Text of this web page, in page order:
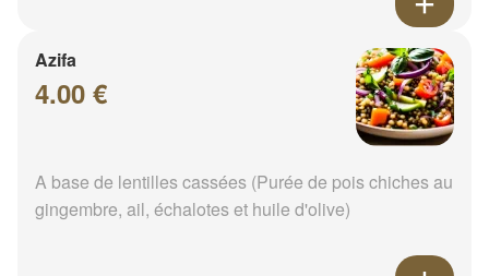
Azifa
4.00 €
A base de lentilles cassées (Purée de pois chiches au
gingembre, ail, échalotes et huile d'olive)